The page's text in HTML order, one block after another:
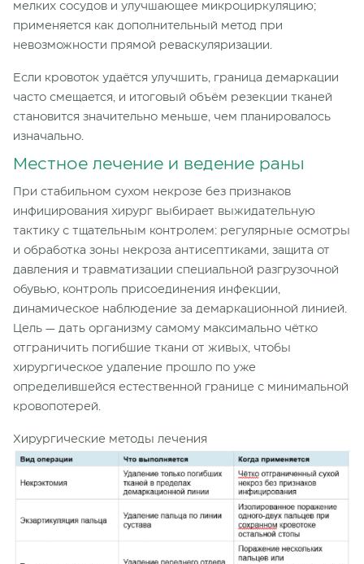
мелких сосудов и улучшающее микроциркуляцию;
применяется как дополнительный метод при
невозможности прямой реваскуляризации.
Если кровоток удаётся улучшить, граница демаркации
часто смещается, и итоговый объём резекции тканей
становится значительно меньше, чем планировалось
изначально.
Местное лечение и ведение раны
При стабильном сухом некрозе без признаков
инфицирования хирург выбирает выжидательную
тактику с тщательным контролем: регулярные осмотры
и обработка зоны некроза антисептиками, защита от
давления и травматизации специальной разгрузочной
обувью, контроль присоединения инфекции,
динамическое наблюдение за демаркационной линией.
Цель — дать организму самому максимально чётко
отграничить погибшие ткани от живых, чтобы
хирургическое удаление прошло по уже
определившейся естественной границе с минимальной
кровопотерей.
Хирургические методы лечения